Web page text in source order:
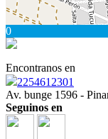
0
Encontranos en
2254612301
Av. bunge 1596 -
Seguinos en